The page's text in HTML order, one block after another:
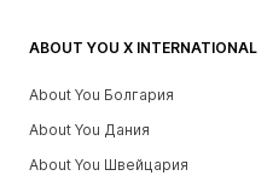
ABOUT YOU X INTERNATIONAL
About You Болгария
About You Дания
About You Швейцария